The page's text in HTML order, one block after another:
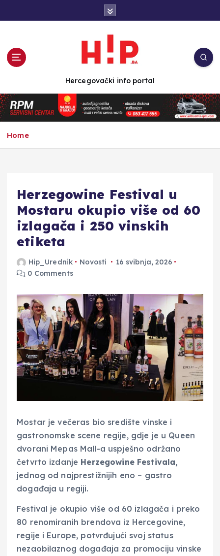
n
t
e
Hercegovački info portal
Home
Herzegowine Festival u
Mostaru okupio više od 60
izlagača i 250 vinskih
etiketa
Hip_Urednik Novosti
16 svibnja, 2026
0 Comments
Mostar je večeras bio središte vinske i
gastronomske scene regije, gdje je u Queen
dvorani Mepas Mall-a uspješno održano
četvrto izdanje Herzegowine Festivala,
jednog od najprestižnijih eno – gastro
događaja u regiji.
Festival je okupio više od 60 izlagača i preko
80 renomiranih brendova iz Hercegovine,
regije i Europe, potvrđujući svoj status
nezaobilaznog događaja za promociju vinske